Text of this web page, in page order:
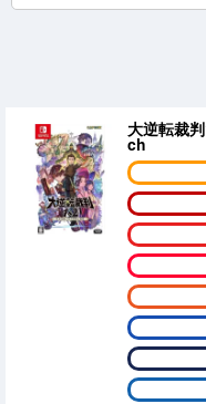
大逆転裁
ch